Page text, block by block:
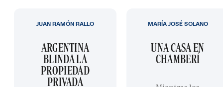
ARGENTINA
BLINDA LA
PROPIEDAD
PRIVADA
JUAN RAMÓN RALLO
UNA CASA EN
CHAMBERÍ
MARÍA JOSÉ SOLANO